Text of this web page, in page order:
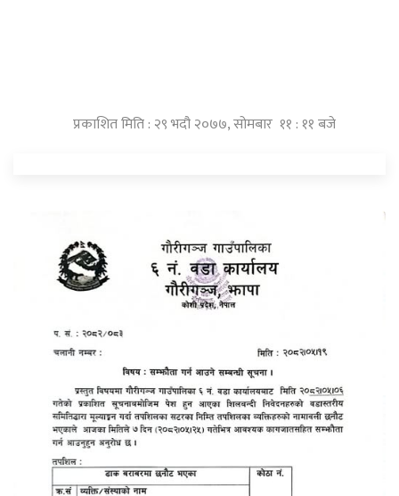
प्रकाशित मिति : २९ भदौ २०७७, सोमबार ११ : ११ बजे